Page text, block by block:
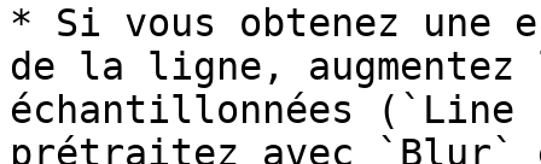
* Si vous obtenez une
de la ligne, augmentez
échantillonnées
prétraitez avec `Blur`